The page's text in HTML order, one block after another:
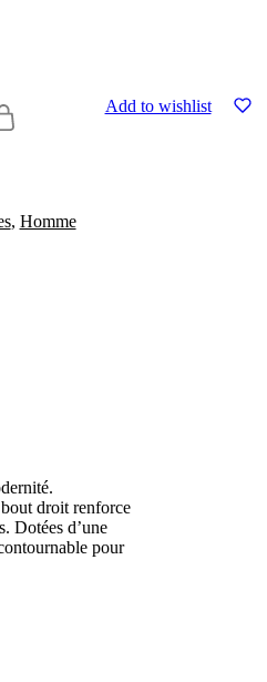
Add to wishlist
, Homme
droit renforce
Dotées d’une
pour